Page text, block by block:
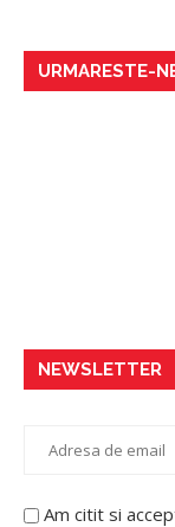
URMARESTE-
NEWSLETTER
Am citit si